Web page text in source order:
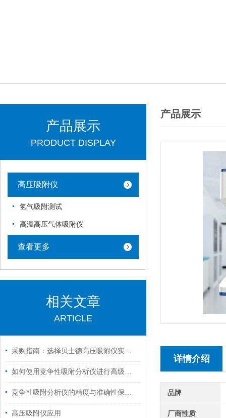
产品展示
PRODUCT DISPLAY
高压吸附仪
氢气吸附测试
高温高压气体吸附仪
查看更多
相关文章
ARTICLE
采购指南：选择贝士德高压吸附仪实力厂家的五大核心理由
如何使用竞争性吸附分析仪进行高级气体吸附实验？
竞争性吸附分析仪的精度与准确性保障方法
高压吸附仪应用
产品展示
详情介绍
品牌
厂商性质